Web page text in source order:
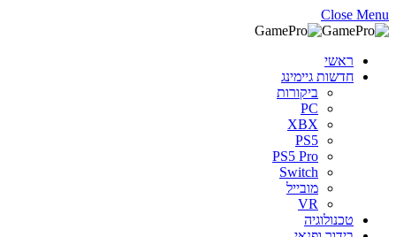
Close Menu
ראשי
חדשות גיימינג
ביקורות
PC
XBX
PS5
PS5 Pro
Switch
מובייל
VR
טכנולוגיה